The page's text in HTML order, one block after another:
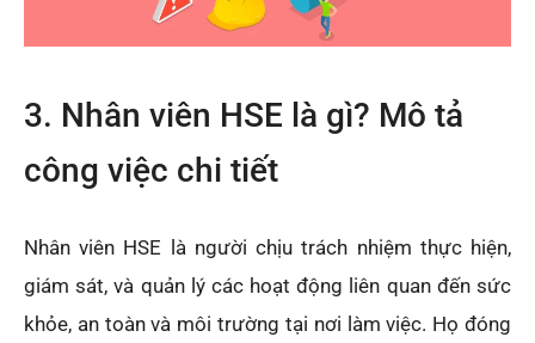
3. Nhân viên HSE là gì? Mô tả
công việc chi tiết
Nhân viên HSE là người chịu trách nhiệm thực hiện,
giám sát, và quản lý các hoạt động liên quan đến sức
khỏe, an toàn và môi trường tại nơi làm việc. Họ đóng